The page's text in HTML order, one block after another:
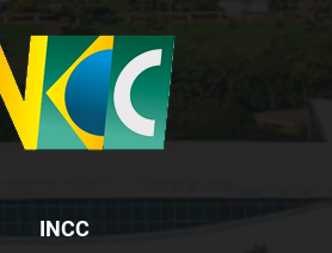
INCC